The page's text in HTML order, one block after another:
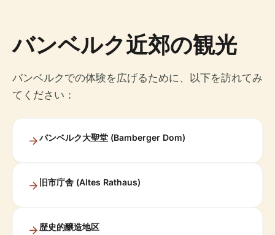
バンベルク近郊の観光
バンベルクでの体験を広げるために、以下を訪れてみ
てください：
バンベルク大聖堂 (Bamberger Dom)
旧市庁舎 (Altes Rathaus)
歴史的醸造地区